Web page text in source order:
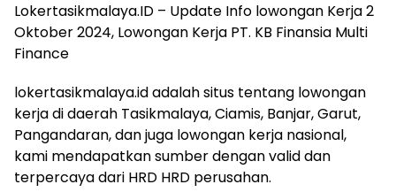
Lokertasikmalaya.ID – Update Info lowongan Kerja 2
Oktober 2024, Lowongan Kerja PT. KB Finansia Multi
Finance
lokertasikmalaya.id adalah situs tentang lowongan
kerja di daerah Tasikmalaya, Ciamis, Banjar, Garut,
Pangandaran, dan juga lowongan kerja nasional,
kami mendapatkan sumber dengan valid dan
terpercaya dari HRD HRD perusahan.